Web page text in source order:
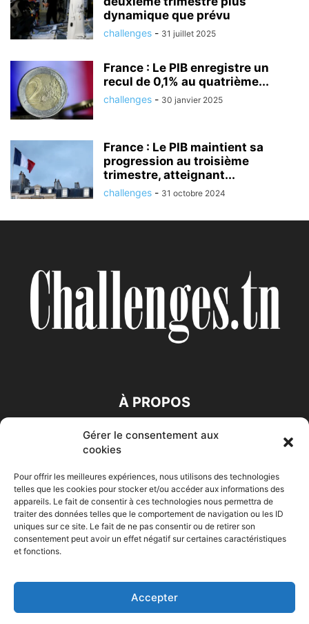
Gérer le consentement aux
cookies
Pour offrir les meilleures expériences, nous utilisons des technologies
telles que les cookies pour stocker et/ou accéder aux informations des
appareils. Le fait de consentir à ces technologies nous permettra de
traiter des données telles que le comportement de navigation ou les ID
uniques sur ce site. Le fait de ne pas consentir ou de retirer son
consentement peut avoir un effet négatif sur certaines caractéristiques
et fonctions.
Accepter
dynamique que prévu
challenges - 31 juillet 2025
France : Le PIB enregistre un
recul de 0,1% au quatrième...
challenges - 30 janvier 2025
France : Le PIB maintient sa
progression au troisième
trimestre, atteignant...
challenges - 31 octobre 2024
À PROPOS
SUIVEZ NOUS
Accueil Economie Entreprises Entrepreneur Afrique
HIGH-TECH Auto-Moto